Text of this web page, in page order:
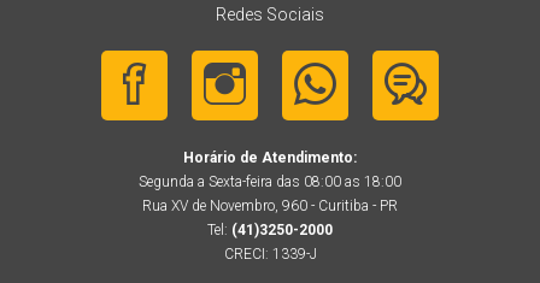
Redes Sociais
Horário de Atendimento:
Segunda a Sexta-feira das 08:00 as 18:00
Rua XV de Novembro, 960 - Curitiba - PR
Tel: (41)3250-2000
CRECI: 1339-J